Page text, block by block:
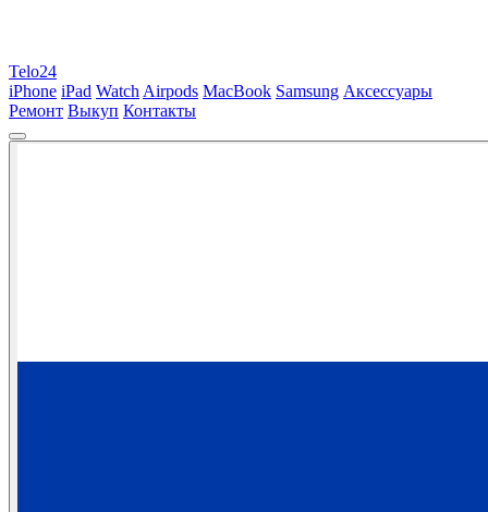
Telo24
iPhone iPad Watch Airpods MacBook Samsung Аксессуары
Ремонт Выкуп Контакты